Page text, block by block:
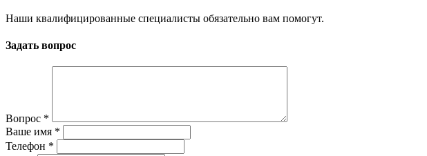
Наши квалифицированные специалисты обязательно вам помогут.
Задать вопрос
Вопрос *
Ваше имя *
Телефон *